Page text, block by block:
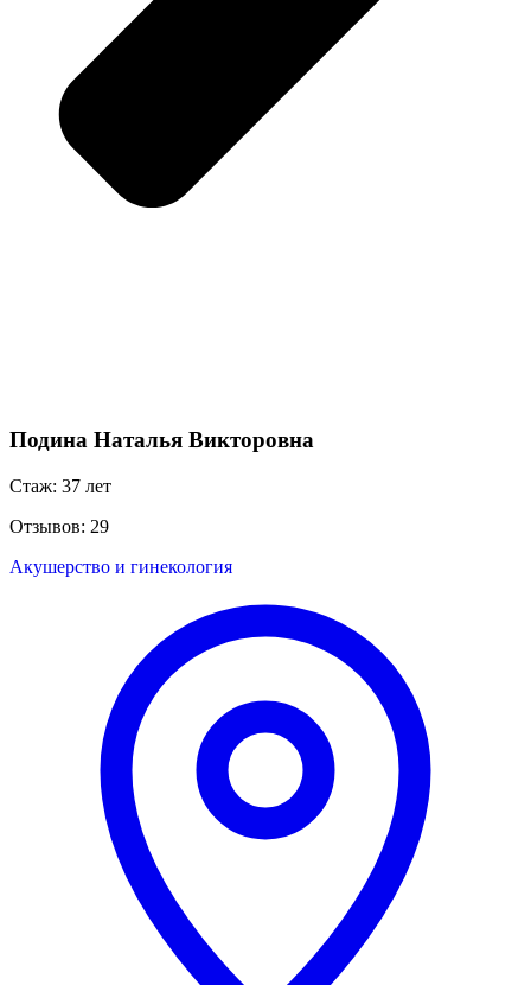
Подина Наталья Викторовна
Стаж: 37 лет
Отзывов: 29
Акушерство и гинекология